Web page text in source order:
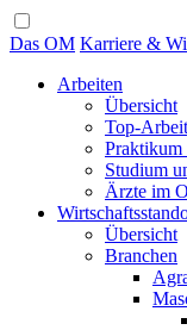
Das OM Karriere &
Arbeiten
Übersicht
Top-
Studium
Ärzte im
Übersicht
Branchen